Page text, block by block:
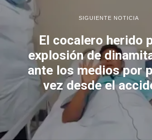
SIGUIENTE NOTICIA
El cocalero herido
explosión de
ante los medios por
vez desde el